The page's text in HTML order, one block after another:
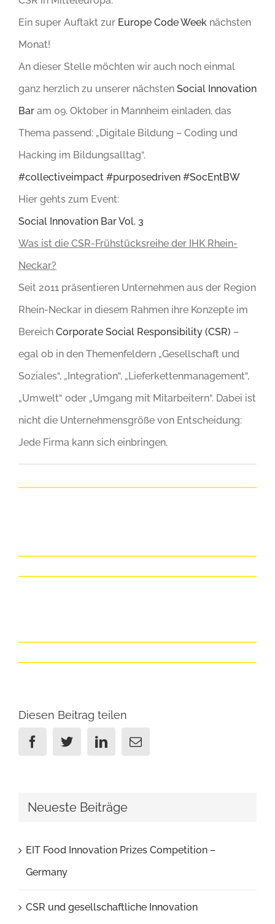
Ein super Auftakt zur Europe Code Week nächsten
Monat!
An dieser Stelle möchten wir auch noch einmal
ganz herzlich zu unserer nächsten Social Innovation
Bar am 09. Oktober in Mannheim einladen, das
Thema passend: „Digitale Bildung – Coding und
Hacking im Bildungsalltag“.
#collectiveimpact #purposedriven #SocEntBW
Hier gehts zum Event:
Social Innovation Bar Vol. 3
Was ist die CSR-Frühstücksreihe der IHK Rhein-
Neckar?
Seit 2011 präsentieren Unternehmen aus der Region
Rhein-Neckar in diesem Rahmen ihre Konzepte im
Bereich Corporate Social Responsibility (CSR) –
egal ob in den Themenfeldern „Gesellschaft und
Soziales“, „Integration“, „Lieferkettenmanagement“,
„Umwelt“ oder „Umgang mit Mitarbeitern“. Dabei ist
nicht die Unternehmensgröße von Entscheidung:
Jede Firma kann sich einbringen.
Diesen Beitrag teilen
FacebookTwitterLinkedinEmail
Neueste Beiträge
EIT Food Innovation Prizes Competition –
Germany
CSR und gesellschaftliche Innovation